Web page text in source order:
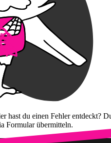
hast du einen Fehler entdeckt?
Formular übermitteln.